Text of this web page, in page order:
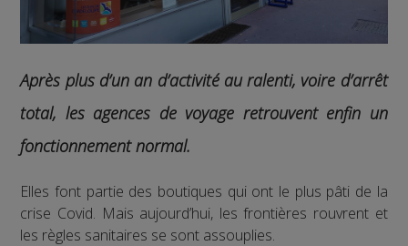
Après plus d’un an d’activité au ralenti, voire d’arrêt
total, les agences de voyage retrouvent enfin un
fonctionnement normal.
Elles font partie des boutiques qui ont le plus pâti de la
crise Covid. Mais aujourd’hui, les frontières rouvrent et
les règles sanitaires se sont assouplies.